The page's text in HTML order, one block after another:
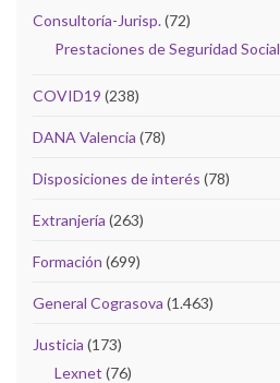
Consultoría-Jurisp.(72)
Prestaciones de Seguridad Social
COVID19 (238)
DANA Valencia (78)
Disposiciones de interés (78)
Extranjería (263)
Formación (699)
General Cograsova (1.463)
Justicia (173)
Lexnet (76)